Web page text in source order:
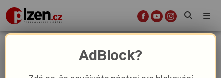
Doubravku roztančilo folklorní
AdBlock?